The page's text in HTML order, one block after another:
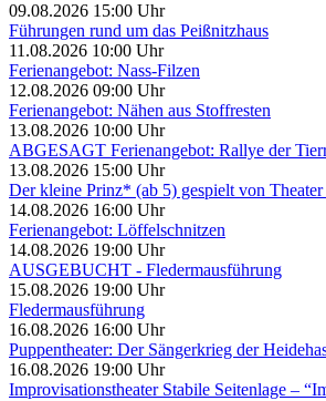
09.08.2026 15:00 Uhr
Führungen rund um das Peißnitzhaus
11.08.2026 10:00 Uhr
Ferienangebot: Nass-Filzen
12.08.2026 09:00 Uhr
Ferienangebot: Nähen aus Stoffresten
13.08.2026 10:00 Uhr
ABGESAGT Ferienangebot: Rallye der
13.08.2026 15:00 Uhr
Der kleine Prinz* (ab 5) gespielt von
14.08.2026 16:00 Uhr
Ferienangebot: Löffelschnitzen
14.08.2026 19:00 Uhr
AUSGEBUCHT - Fledermausführung
15.08.2026 19:00 Uhr
Fledermausführung
16.08.2026 16:00 Uhr
Puppentheater: Der Sängerkrieg der
16.08.2026 19:00 Uhr
Improvisationstheater Stabile Seitenlage –